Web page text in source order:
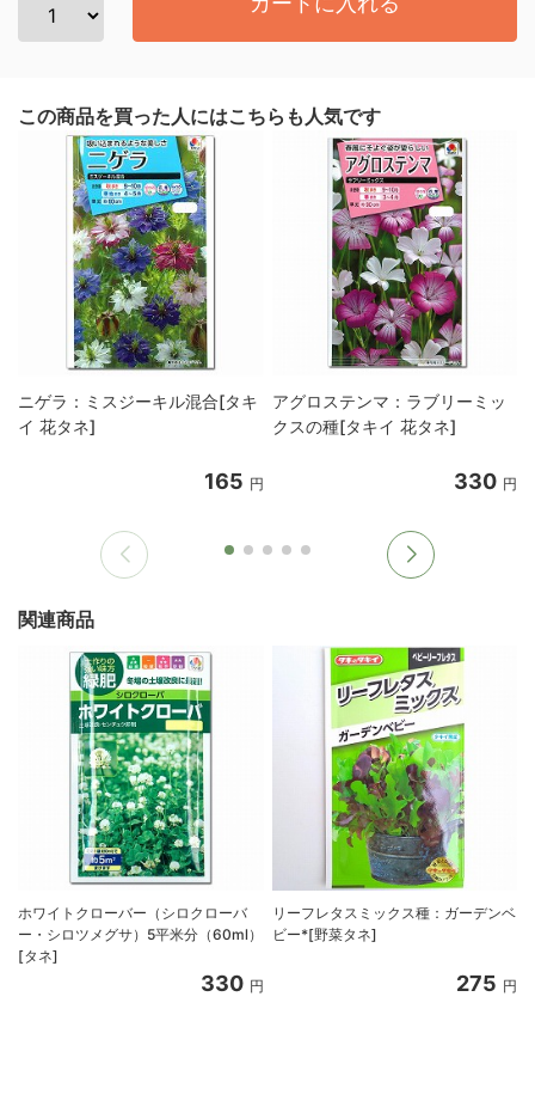
この商品を買った人にはこちらも人気です
ニゲラ：ミスジーキル混合[タキ
イ 花タネ]
165 円
アグロステンマ：ラブリーミッ
クスの種[タキイ 花タネ]
330 円
関連商品
ホワイトクローバー（シロクローバ
ー・シロツメグサ）5平米分（60ml）
[タネ]
330 円
リーフレタスミックス種：ガーデンベ
ビー*[野菜タネ]
275 円